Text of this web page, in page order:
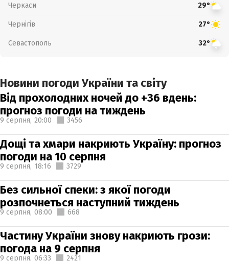
Черкаси 29°
Чернігів 27°
Севастополь 32°
Новини погоди України та світу
Від прохолодних ночей до +36 вдень:
прогноз погоди на тиждень
9 серпня, 20:00 3456
Дощі та хмари накриють Україну: прогноз
погоди на 10 серпня
9 серпня, 18:16 3729
Без сильної спеки: з якої погоди
розпочнеться наступний тиждень
9 серпня, 08:00 668
Частину України знову накриють грози:
погода на 9 серпня
9 серпня, 06:33 2421